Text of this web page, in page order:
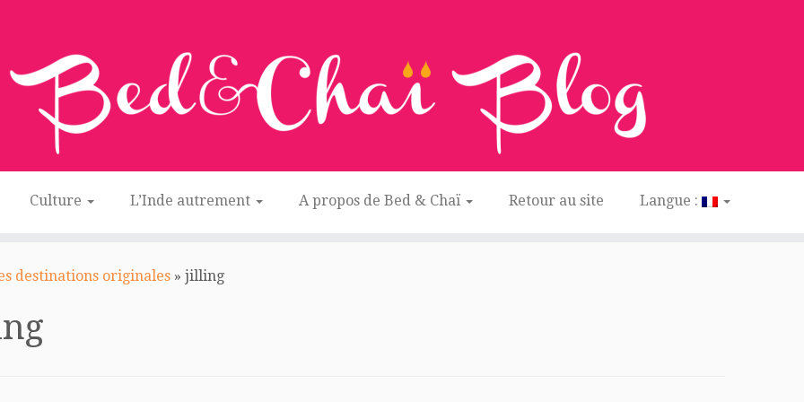
Culture L’Inde autrement A propos de Bed & Chaï Retour au site Langue :
destinations originales » jilling